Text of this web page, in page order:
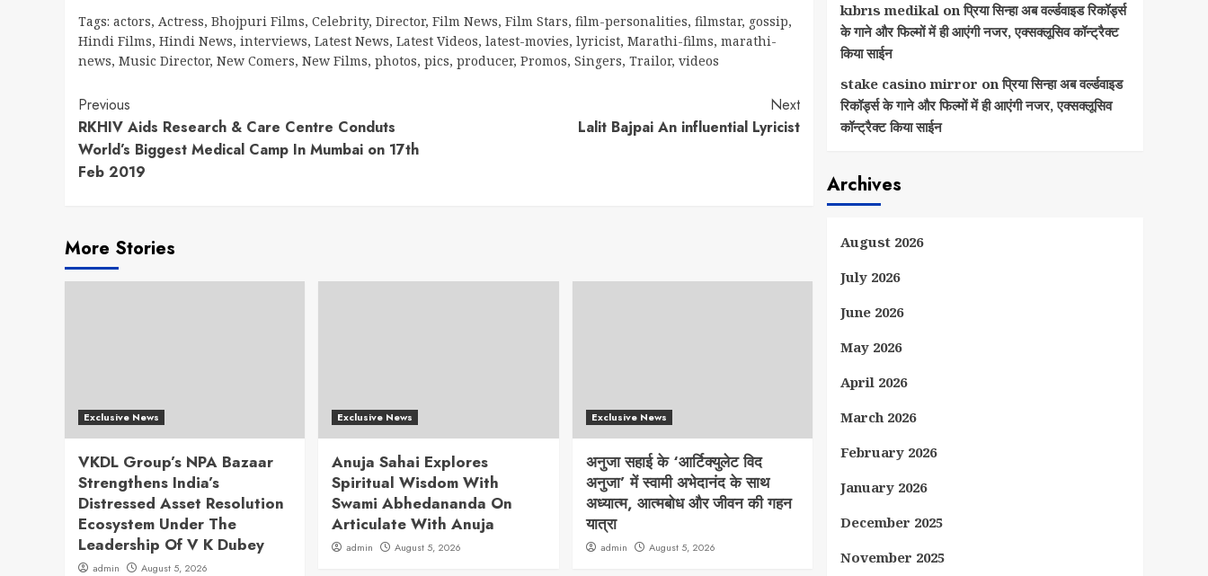
Tags: actors, Actress, Bhojpuri Films, Celebrity, Director, Film News, Film Stars, film-personalities, filmstar, gossip,
Hindi Films, Hindi News, interviews, Latest News, Latest Videos, latest-movies, lyricist, Marathi-films, marathi-
news, Music Director, New Comers, New Films, photos, pics, producer, Promos, Singers, Trailor, videos
Continue
Reading
Previous
RKHIV Aids Research & Care Centre Conduts
World’s Biggest Medical Camp In Mumbai on 17th
Feb 2019
Next
Lalit Bajpai An influential Lyricist
More Stories
Exclusive News
VKDL Group’s NPA Bazaar
Strengthens India’s
Distressed Asset Resolution
Ecosystem Under The
Leadership Of V K Dubey
admin August 5, 2026
Exclusive News
Anuja Sahai Explores
Spiritual Wisdom With
Swami Abhedananda On
Articulate With Anuja
admin August 5, 2026
Exclusive News
अनुजा सहाई के ‘आर्टिक्युलेट विद
अनुजा’ में स्वामी अभेदानंद के साथ
अध्यात्म, आत्मबोध और जीवन की गहन
यात्रा
admin August 5, 2026
kıbrıs medikalonप्रिया सिन्हा अब वर्ल्डवाइड रिकॉर्ड्स
के गाने और फिल्मों में ही आएंगी नजर, एक्सक्लूसिव कॉन्ट्रैक्ट
किया साईन
stake casino mirror onप्रिया सिन्हा अब वर्ल्डवाइड
रिकॉर्ड्स के गाने और फिल्मों में ही आएंगी नजर, एक्सक्लूसिव
कॉन्ट्रैक्ट किया साईन
Archives
August 2026
July 2026
June 2026
May 2026
April 2026
March 2026
February 2026
January 2026
December 2025
November 2025